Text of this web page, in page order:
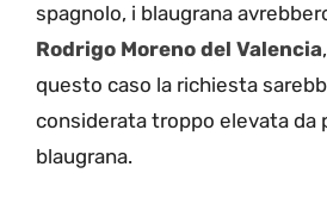
spagnolo, i blaugrana
Rodrigo Moreno del Valencia
questo caso la richiesta
considerata troppo elevata da
blaugrana.